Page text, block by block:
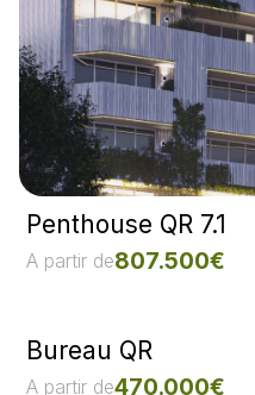
Penthouse QR 7.1
A partir de807.500€
Bureau QR
A partir de470.000€